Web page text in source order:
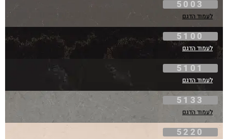
5003
לעמוד הדגם
5100
לעמוד הדגם
5101
לעמוד הדגם
5133
לעמוד הדגם
5220